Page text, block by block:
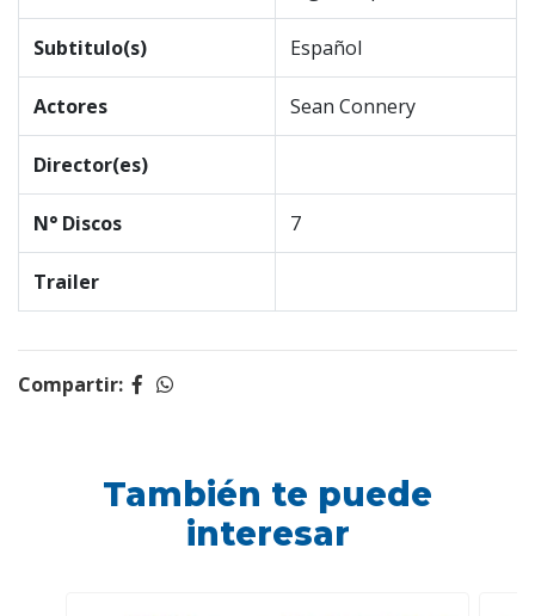
Subtitulo(s) Español
Actores Sean Connery
Director(es)
N° Discos 7
Trailer
Compartir:
También te puede
interesar